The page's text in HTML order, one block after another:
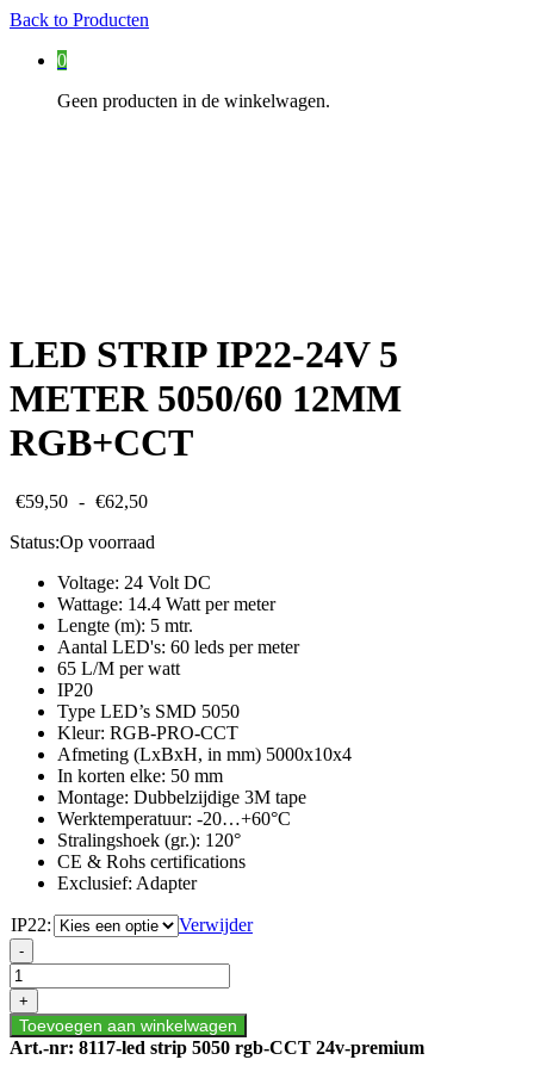
Back to Producten
0
Geen producten in de winkelwagen.
LED STRIP IP22-24V 5
METER 5050/60 12MM
RGB+CCT
€59,50 - €62,50
tot
Status:Op voorraad
Voltage: 24 Volt DC
Wattage: 14.4 Watt per meter
Lengte (m): 5 mtr.
Aantal LED's: 60 leds per meter
65 L/M per watt
IP20
Type LED’s SMD 5050
Kleur: RGB-PRO-CCT
Afmeting (LxBxH, in mm) 5000x10x4
In korten elke: 50 mm
Montage: Dubbelzijdige 3M tape
Werktemperatuur: -20…+60°C
Stralingshoek (gr.): 120°
CE & Rohs certifications
Exclusief: Adapter
IP22:
Verwijder
LED
STRIP
IP22-
24V
5
METER
-
+
Toevoegen aan winkelwagen
Art.-nr: 8117-led strip 5050 rgb-CCT 24v-premium